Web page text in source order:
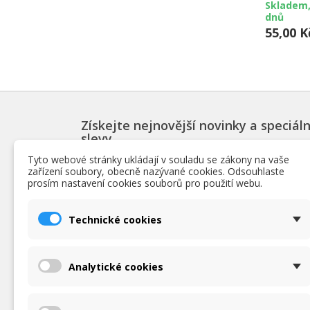
dnů
55,00
Získejte nejnovější novinky a
slevy
PRODUKTY
Nejpopulárnější bazénové produkty
Tyto webové stránky ukládají v souladu se zákony na vaše
zařízení soubory, obecně nazývané cookies. Odsouhlaste
prosím nastavení cookies souborů pro použití webu.
Technické cookies
Analytické cookies